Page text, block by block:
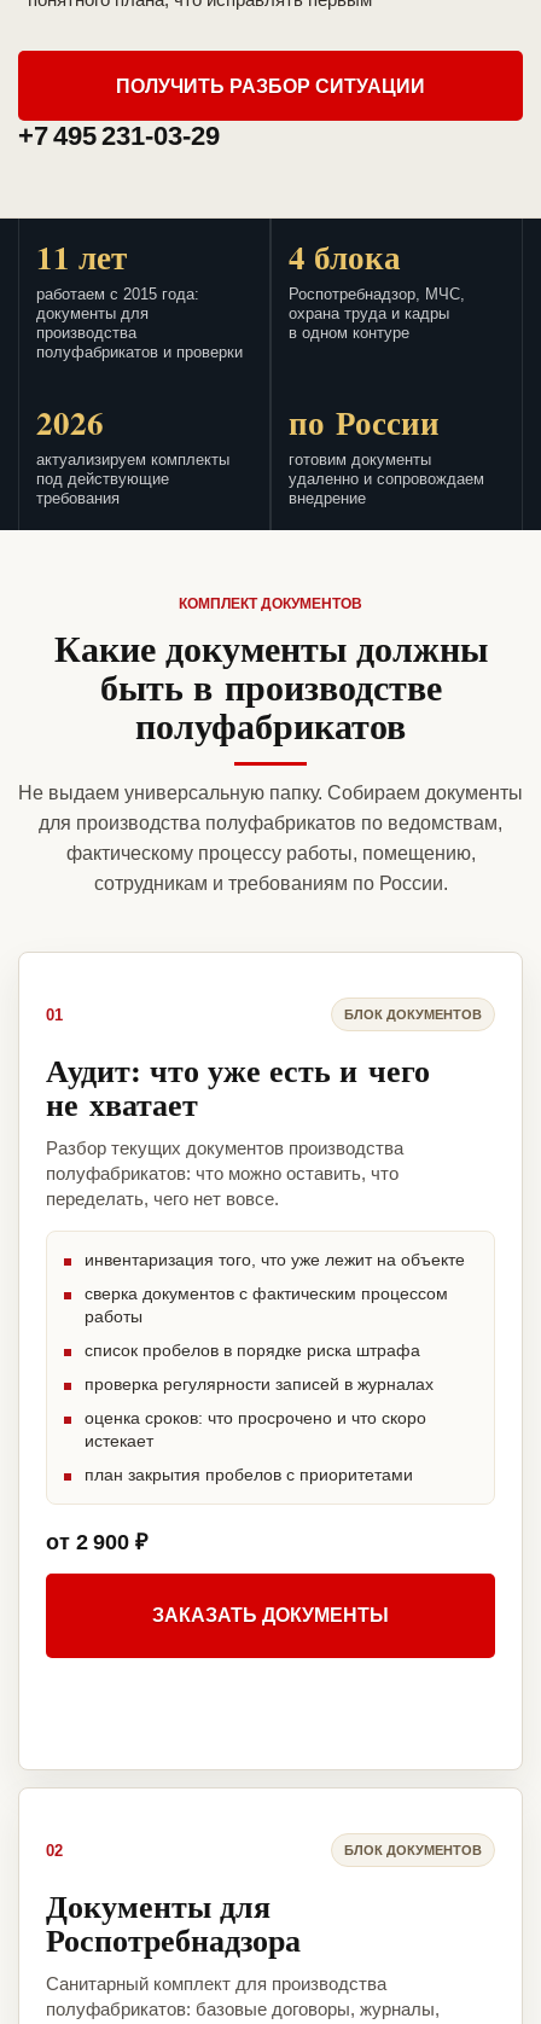
ПОЛУЧИТЬ РАЗБОР СИТУАЦИИ
+7 495 231-03-29
11 лет
работаем с 2015 года:
документы для
производства
полуфабрикатов и проверки
4 блока
Роспотребнадзор, МЧС,
охрана труда и кадры
в одном контуре
2026
актуализируем комплекты
под действующие
требования
по России
готовим документы
удаленно и сопровождаем
внедрение
КОМПЛЕКТ ДОКУМЕНТОВ
Какие документы должны
быть в производстве
полуфабрикатов
Не выдаем универсальную папку. Собираем документы
для производства полуфабрикатов по ведомствам,
фактическому процессу работы, помещению,
сотрудникам и требованиям по России.
01 БЛОК ДОКУМЕНТОВ
Аудит: что уже есть и чего
не хватает
Разбор текущих документов производства
полуфабрикатов: что можно оставить, что
переделать, чего нет вовсе.
инвентаризация того, что уже лежит на объекте
сверка документов с фактическим процессом
работы
список пробелов в порядке риска штрафа
проверка регулярности записей в журналах
оценка сроков: что просрочено и что скоро
истекает
план закрытия пробелов с приоритетами
от 2 900 ₽
ЗАКАЗАТЬ ДОКУМЕНТЫ
02 БЛОК ДОКУМЕНТОВ
Документы для
Роспотребнадзора
Санитарный комплект для производства
полуфабрикатов: базовые договоры, журналы,